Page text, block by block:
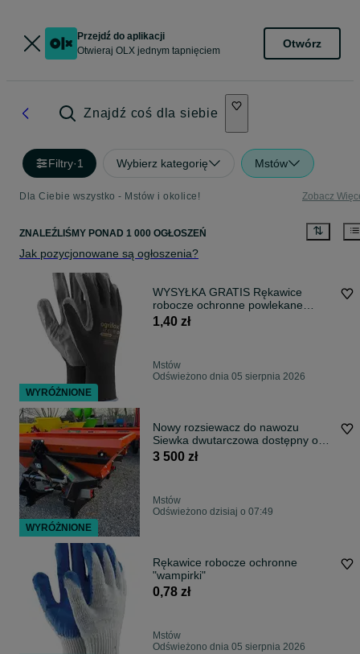
Przejdź do aplikacji
Otwieraj OLX jednym tapnięciem
Otwórz
Znajdź coś dla siebie
Filtry·1 Wybierz kategorię Mstów
Dla Ciebie wszystko - Mstów i okolice! Zobacz
ZNALEŹLIŚMY PONAD 1 000 OGŁOSZEŃ
Jak pozycjonowane są ogłoszenia?
WYSYŁKA GRATIS Rękawice
robocze ochronne powlekane
nitrylem
1,40 zł
Mstów
Odświeżono dnia 05 sierpnia 2026
Nowy rozsiewacz do nawozu
Siewka dwutarczowa dostępny od
ręki!
3 500 zł
Mstów
Odświeżono dzisiaj o 07:49
Rękawice robocze ochronne
"wampirki"
0,78 zł
Mstów
Odświeżono dnia 05 sierpnia 2026
WYRÓŻNIONE
WYRÓŻNIONE